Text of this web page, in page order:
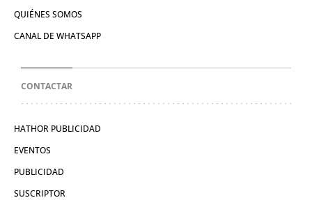
QUIÉNES SOMOS
CANAL DE WHATSAPP
CONTACTAR
HATHOR PUBLICIDAD
EVENTOS
PUBLICIDAD
SUSCRIPTOR